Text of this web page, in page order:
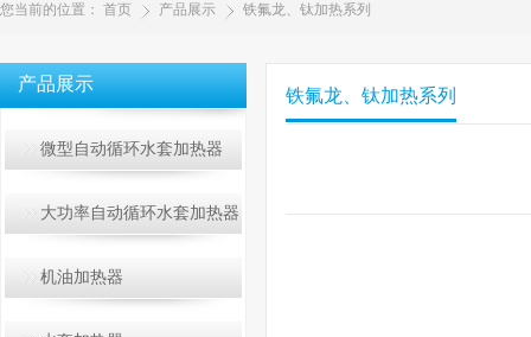
您当前的位置： 首页 产品展示 铁氟龙、钛加热系列
产品展示
微型自动循环水套加热器
大功率自动循环水套加热器
机油加热器
铁氟龙、钛加热系列